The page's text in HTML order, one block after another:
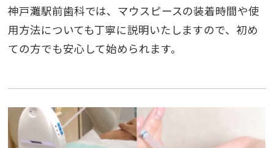
神戸灘駅前歯科では、マウスピースの装着時間や使
用方法についても丁寧に説明いたしますので、初め
ての方でも安心して始められます。